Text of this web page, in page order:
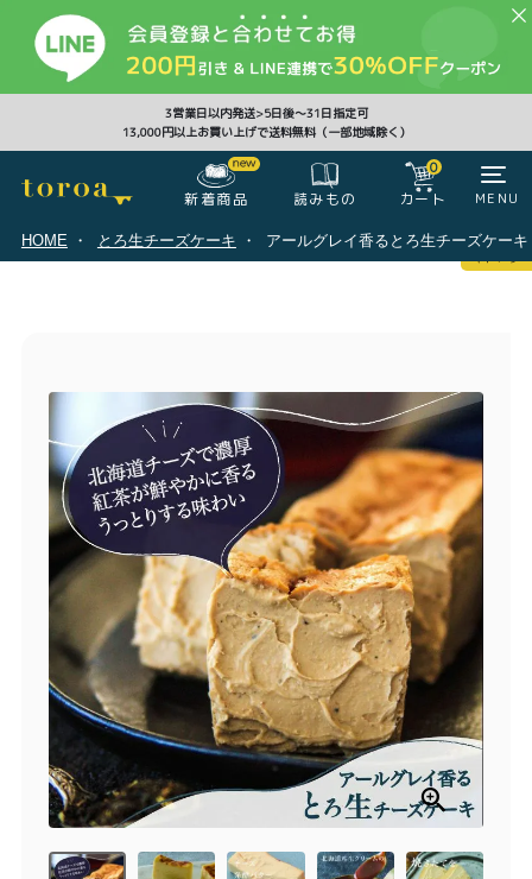
3営業日以内発送>5日後〜31日指定可
13,000円以上お買い上げで送料無料（一部地域除く）
新着商品 読みもの
0
カート MENU
CLOSE
0
商品一覧
とろ生ガトーショコラ
とろ生 まとめ買いお得
セット
お中元
紅茶toroaTea
とろ生チーズケーキ
濃抹茶とろ生ガトーシ
ョコラ
とろ生シュー
クッキー缶
HOME とろ生チーズケーキ アールグレイ香るとろ生チーズケーキ